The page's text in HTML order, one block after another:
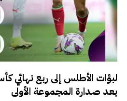
بعد صدارة المجموعة الأولى